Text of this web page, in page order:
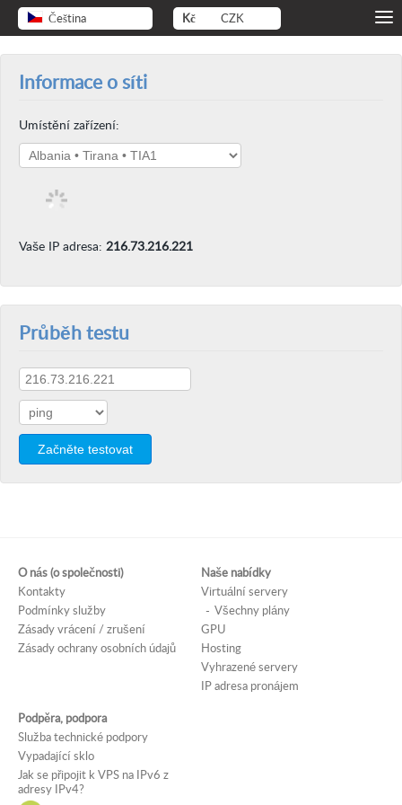
Čeština Kč CZK
Informace o síti
Umístění zařízení:
Vaše IP adresa: 216.73.216.221
Průběh testu
Začněte testovat
O nás (o společnosti)
Kontakty
Podmínky služby
Zásady vrácení / zrušení
Zásady ochrany osobních údajů
Naše nabídky
Virtuální servery
Všechny plány
GPU
Hosting
Vyhrazené servery
IP adresa pronájem
Podpěra, podpora
Služba technické podpory
Vypadající sklo
Jak se připojit k VPS na IPv6 z
adresy IPv4?